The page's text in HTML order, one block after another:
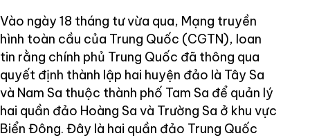
Vào ngày 18 tháng tư vừa qua, Mạng truyền
hình toàn cầu của Trung Quốc (CGTN), loan
tin rằng chính phủ Trung Quốc đã thông qua
quyết định thành lập hai huyện đảo là Tây Sa
và Nam Sa thuộc thành phố Tam Sa để quản lý
hai quần đảo Hoàng Sa và Trường Sa ở khu vực
Biển Đông. Đây là hai quần đảo Trung Quốc